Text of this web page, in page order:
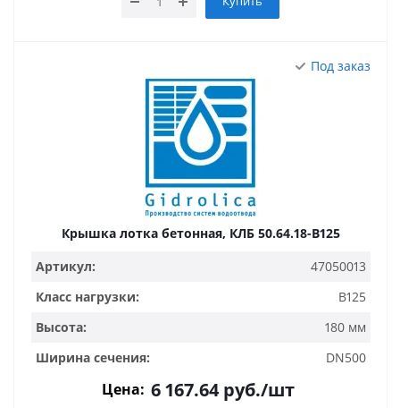
Под заказ
Крышка лотка бетонная, КЛБ 50.64.18-B125
Артикул:
47050013
Класс нагрузки:
B125
Высота:
180 мм
Ширина сечения:
DN500
Цена: 6 167.64руб./шт